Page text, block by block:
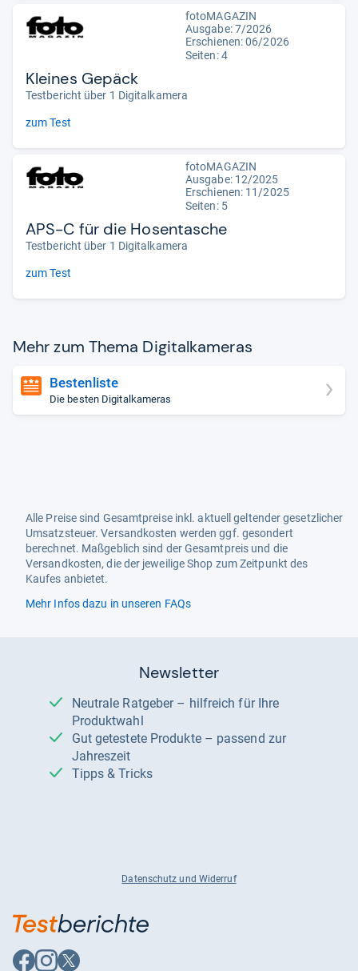
fotoMAGAZIN
Ausgabe: 7/2026
Erschienen:06/2026
Seiten: 4
Kleines Gepäck
Testbericht über 1 Digitalkamera
zum Test
fotoMAGAZIN
Ausgabe: 12/2025
Erschienen: 11/2025
Seiten: 5
APS-C für die Hosentasche
Testbericht über 1 Digitalkamera
zum Test
Mehr zum Thema Digi­tal­ka­me­ras
Bestenliste
Die besten Digitalkameras
Alle Preise sind Gesamtpreise inkl. aktuell geltender gesetzlicher
Umsatzsteuer. Versandkosten werden ggf. gesondert
berechnet. Maßgeblich sind der Gesamtpreis und die
Versandkosten, die der jeweilige Shop zum Zeitpunkt des
Kaufes anbietet.
Mehr Infos dazu in unseren FAQs
Newsletter
Neutrale Ratgeber – hilfreich für Ihre
Produktwahl
Gut getestete Produkte – passend zur
Jahreszeit
Tipps & Tricks
Datenschutz und Widerruf
AufAufAuf